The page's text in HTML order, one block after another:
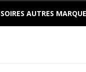
AUTRES